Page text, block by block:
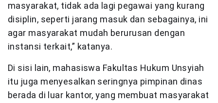
masyarakat, tidak ada lagi pegawai yang kurang
disiplin, seperti jarang masuk dan sebagainya, ini
agar masyarakat mudah berurusan dengan
instansi terkait,” katanya.
Di sisi lain, mahasiswa Fakultas Hukum Unsyiah
itu juga menyesalkan seringnya pimpinan dinas
berada di luar kantor, yang membuat masyarakat